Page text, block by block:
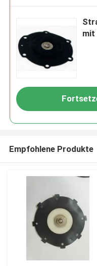
mit
Empfohlene Produkte